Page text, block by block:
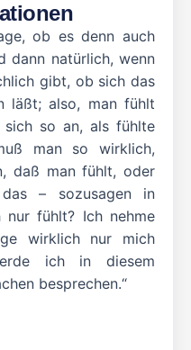
ob es denn auch
dann natürlich, wenn
gibt, ob sich das
läßt; also, man fühlt
so an, als fühlte
man so wirklich,
daß man fühlt, oder
– sozusagen in
fühlt? Ich nehme
wirklich nur mich
ich in diesem
besprechen.“